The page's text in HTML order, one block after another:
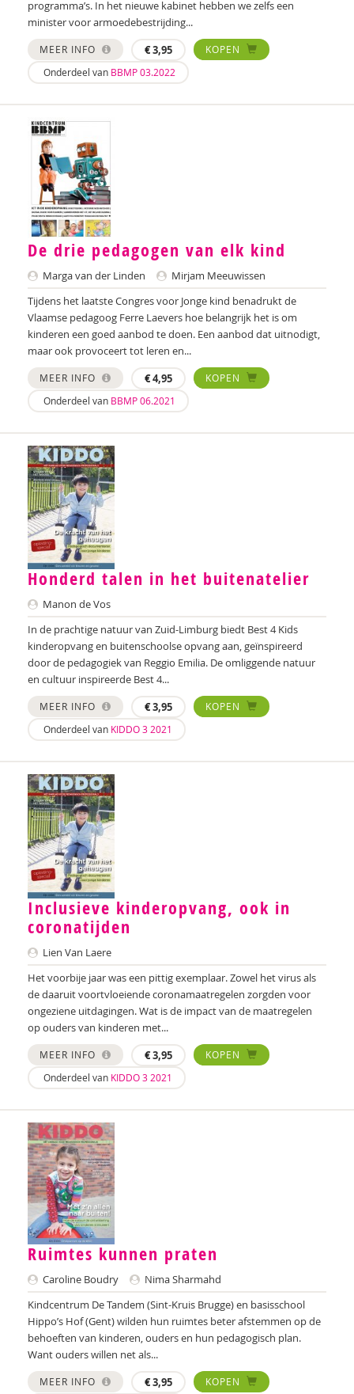
An Raes
Ellen Rutgeerts
Félice van der Sande
Wilma Schepers
Nima Sharmahd
Bo Sijpkes
Hélène Smid
Sanne Spiero
Diana Turkenburg-de Haan
Martin van der Linden
Thomas van Huizen
Saskia van Schaik
Annemiek Veen
Ymkje Velzeboer
Aart Verschuur
Yvette Vervoort
Manon de Vos
Monique de Wildt
programma’s. In het nieuwe kabinet hebben we zelfs een
minister voor armoedebestrijding...
MEER INFO €3,95
KOPEN
Onderdeel van BBMP 03.2022
De drie pedagogen van elk kind
Marga van der Linden
Mirjam Meeuwissen
Tijdens het laatste Congres voor Jonge kind benadrukt de
Vlaamse pedagoog Ferre Laevers hoe belangrijk het is om
kinderen een goed aanbod te doen. Een aanbod dat uitnodigt,
maar ook provoceert tot leren en...
MEER INFO €4,95
KOPEN
Onderdeel van BBMP 06.2021
Honderd talen in het buitenatelier
Manon de Vos
In de prachtige natuur van Zuid-Limburg biedt Best 4 Kids
kinderopvang en buitenschoolse opvang aan, geïnspireerd
door de pedagogiek van Reggio Emilia. De omliggende natuur
en cultuur inspireerde Best 4...
MEER INFO €3,95
KOPEN
Onderdeel van KIDDO 3 2021
Inclusieve kinderopvang, ook in
coronatijden
Lien Van Laere
Het voorbije jaar was een pittig exemplaar. Zowel het virus als
de daaruit voortvloeiende coronamaatregelen zorgden voor
ongeziene uitdagingen. Wat is de impact van de maatregelen
op ouders van kinderen met...
MEER INFO €3,95
KOPEN
Onderdeel van KIDDO 3 2021
Ruimtes kunnen praten
Caroline Boudry
Nima Sharmahd
Kindcentrum De Tandem (Sint-Kruis Brugge) en basisschool
Hippo’s Hof (Gent) wilden hun ruimtes beter afstemmen op de
behoeften van kinderen, ouders en hun pedagogisch plan.
Want ouders willen net als...
MEER INFO €3,95
KOPEN